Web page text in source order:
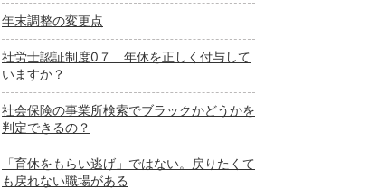
年末調整の変更点
社労士認証制度0７ 年休を正しく付与して
いますか？
社会保険の事業所検索でブラックかどうかを
判定できるの？
「育休をもらい逃げ」ではない。戻りたくて
も戻れない職場がある